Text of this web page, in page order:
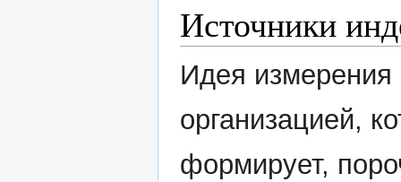
Источники
Идея измерения
организацией,
формирует,